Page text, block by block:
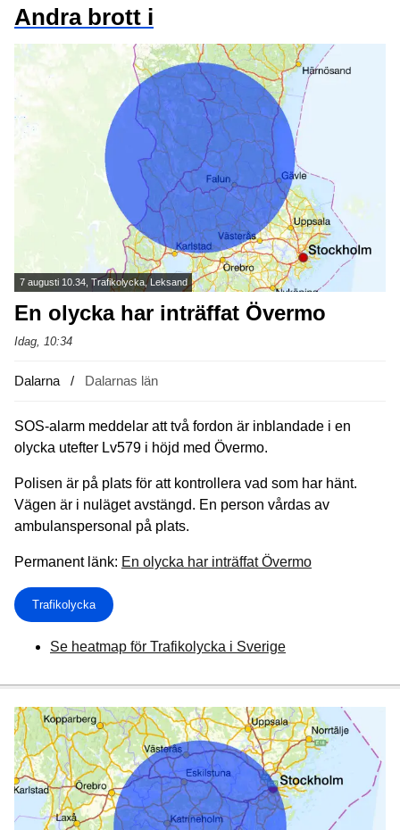
Andra brott i
7 augusti 10.34, Trafikolycka, Leksand
En olycka har inträffat Övermo
Idag, 10:34
Dalarna Dalarnas län
SOS-alarm meddelar att två fordon är inblandade i en
olycka utefter Lv579 i höjd med Övermo.
Polisen är på plats för att kontrollera vad som har hänt.
Vägen är i nuläget avstängd. En person vårdas av
ambulanspersonal på plats.
Permanent länk: En olycka har inträffat Övermo
Trafikolycka
Se heatmap för Trafikolycka i Sverige